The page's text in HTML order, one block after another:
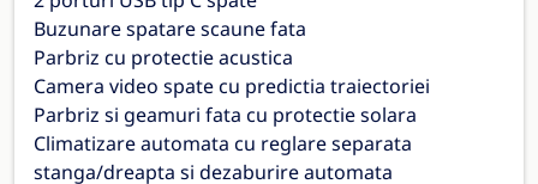
Buzunare spatare scaune fata
Parbriz cu protectie acustica
Camera video spate cu predictia traiectoriei
Parbriz si geamuri fata cu protectie solara
Climatizare automata cu reglare separata
stanga/dreapta si dezaburire automata